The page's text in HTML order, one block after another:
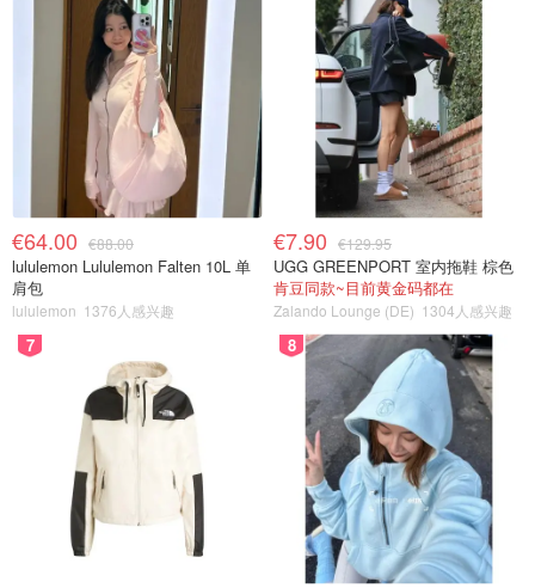
€64.00 €88.00
lululemon Lululemon Falten 10L 单
肩包
lululemon 1376人感兴趣
€7.90 €129.95
UGG GREENPORT 室内拖鞋 棕色
肯豆同款~目前黄金码都在
Zalando Lounge (DE) 1304人感兴趣
7 8